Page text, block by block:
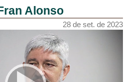
Alonso
28 de set. de 2023